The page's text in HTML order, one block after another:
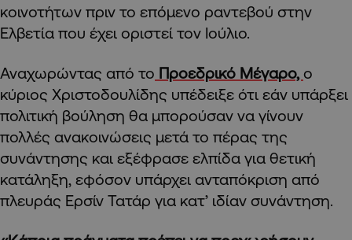
κοινοτήτων πριν το επόμενο ραντεβού στην
Ελβετία που έχει οριστεί τον Ιούλιο.
Αναχωρώντας από το Προεδρικό Μέγαρο, ο
κύριος Χριστοδουλίδης υπέδειξε ότι εάν υπάρξει
πολιτική βούληση θα μπορούσαν να γίνουν
πολλές ανακοινώσεις μετά το πέρας της
συνάντησης και εξέφρασε ελπίδα για θετική
κατάληξη, εφόσον υπάρχει ανταπόκριση από
πλευράς Ερσίν Τατάρ για κατ’ ιδίαν συνάντηση.